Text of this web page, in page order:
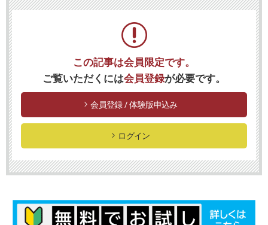
この記事は会員限定です。
ご覧いただくには会員登録が必要です。
会員登録 / 体験版申込み
ログイン